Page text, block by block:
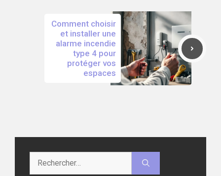
Comment choisir
et installer une
alarme incendie
type 4 pour
protéger vos
espaces